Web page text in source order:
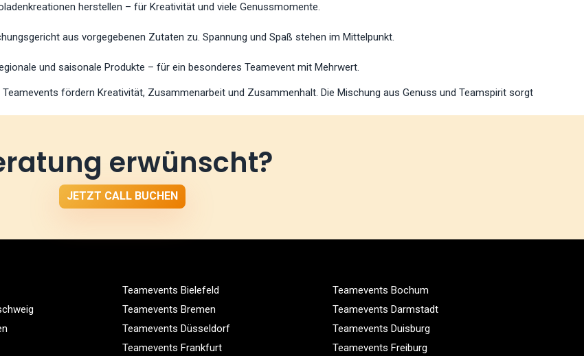
herstellen – für Kreativität und viele Genussmomente.
aus vorgegebenen Zutaten zu. Spannung und Spaß stehen im Mittelpunkt.
und saisonale Produkte – für ein besonderes Teamevent mit Mehrwert.
fördern Kreativität, Zusammenarbeit und Zusammenhalt. Die Mischung aus Genuss und Teamspirit sorgt
erwünscht?
JETZT CALL BUCHEN
Teamevents Bielefeld
Teamevents Bochum
Teamevents Bremen
Teamevents Darmstadt
Teamevents Düsseldorf
Teamevents Duisburg
Teamevents Frankfurt
Teamevents Freiburg